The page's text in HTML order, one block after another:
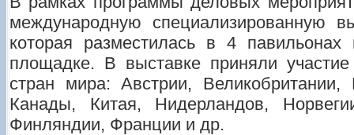
международную специализированную
которая разместилась в 4
площадке. В выставке приняли
стран мира: Австрии,
Канады, Китая, Нидерландов,
Финляндии, Франции и др.